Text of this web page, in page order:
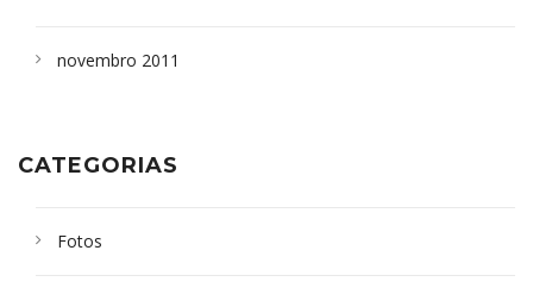
novembro 2011
CATEGORIAS
Fotos